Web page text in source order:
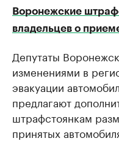
Воронежские
владельцев о
Депутаты
изменениями в
эвакуации
предлагают
штрафстоянкам
принятых